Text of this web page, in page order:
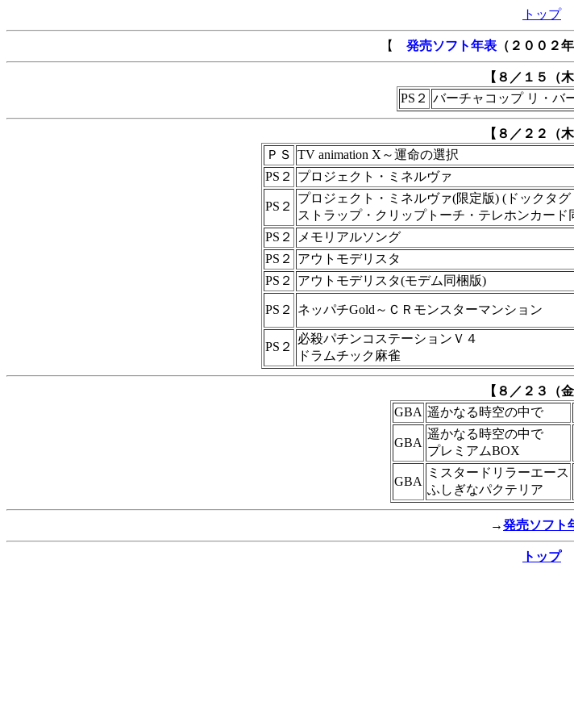
トップ
【 発売ソフト年表 （２００２
【８／１５（木
PS２ バーチャコップ リ・バ
【８／２２（木
ＰＳ TV animation X～運命の選択
PS２
プロジェクト・ミネルヴァ
PS２
プロジェクト・ミネルヴァ(限定版) (ドックタグ
ストラップ・クリップトーチ・テレホンカード
PS２ メモリアルソング
PS２
アウトモデリスタ
PS２
アウトモデリスタ(モデム同梱版)
PS２ ネッパチGold～ＣＲモンスターマンション
PS２
必殺パチンコステーションＶ４
ドラムチック麻雀
【８／２３（金
GBA 遥かなる時空の中で
GBA
遥かなる時空の中で
プレミアムBOX
GBA
ミスタードリラーエース
ふしぎなパクテリア
→発売ソフト
トップ